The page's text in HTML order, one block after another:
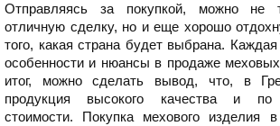
Отправляясь за покупкой, можно не
отличную сделку, но и еще хорошо
того, какая страна будет выбрана.
особенности и нюансы в продаже
итог, можно сделать вывод, что, в
продукция высокого качества и по
стоимости. Покупка мехового